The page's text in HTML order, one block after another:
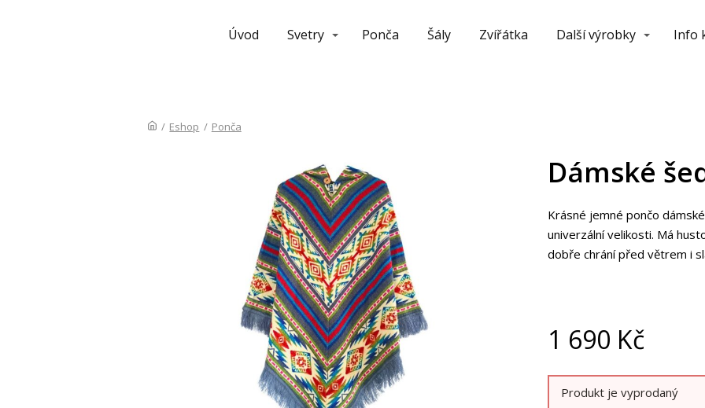
Úvod Svetry Ponča Šály Zvířátka Další výrobky Info
/ Eshop / Ponča
Dámské
Krásné jemné pončo
univerzální velikosti. Má
dobře chrání před větrem i
1 690 Kč
Produkt je vyprodaný